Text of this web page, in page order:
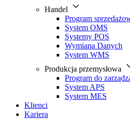
Handel
Program
System OMS
Systemy POS
Wymiana Danych
System WMS
Produkcja przemysłowa
Program do
System APS
System MES
Klienci
Kariera